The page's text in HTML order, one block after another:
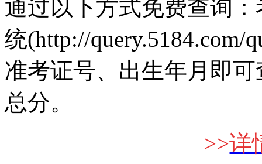
通过以下方式免费查询
统(http://query.5184.com/
准考证号、出生年月即
总分。
>>详